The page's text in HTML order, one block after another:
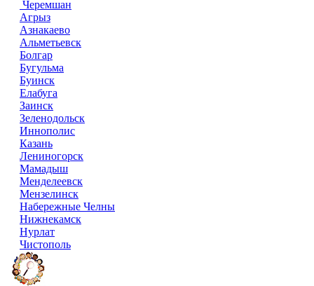
Черемшан
Агрыз
Азнакаево
Альметьевск
Болгар
Бугульма
Буинск
Елабуга
Заинск
Зеленодольск
Иннополис
Казань
Лениногорск
Мамадыш
Менделеевск
Мензелинск
Набережные Челны
Нижнекамск
Нурлат
Чистополь